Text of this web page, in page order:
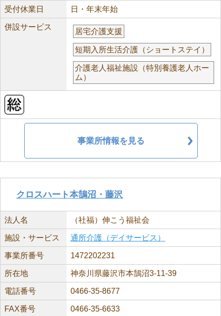
受付休業日 日・年末年始
併設サービス
居宅介護支援
短期入所生活介護（ショートステイ）
介護老人福祉施設（特別養護老人ホー
ム）
事業所情報を見る
クロスハート本鵠沼・藤沢
法人名 （社福）伸こう福祉会
施設・サービス 通所介護（デイサービス）
事業所番号 1472202231
所在地 神奈川県藤沢市本鵠沼3-11-39
電話番号 0466-35-8677
FAX番号 0466-35-6633